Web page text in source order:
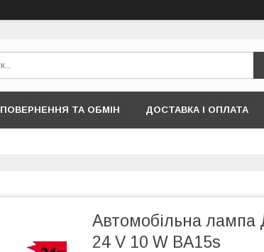
ПОВЕРНЕННЯ ТА ОБМІН ДОСТАВКА І ОПЛАТА
Автомобільна лампа
24 V 10 W BA15s